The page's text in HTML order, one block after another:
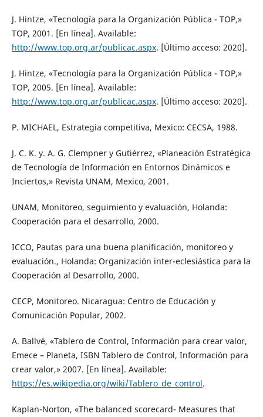
J. Hintze, «Tecnología para la Organización Pública - TOP,»
TOP, 2001. [En línea]. Available:
http://www.top.org.ar/publicac.aspx. [Último acceso: 2020].
J. Hintze, «Tecnología para la Organización Pública - TOP,»
TOP, 2005. [En línea]. Available:
http://www.top.org.ar/publicac.aspx. [Último acceso: 2020].
P. MICHAEL, Estrategia competitiva, Mexico: CECSA, 1988.
J. C. K. y. A. G. Clempner y Gutiérrez, «Planeación Estratégica
de Tecnología de Información en Entornos Dinámicos e
Inciertos,» Revista UNAM, Mexico, 2001.
UNAM, Monitoreo, seguimiento y evaluación, Holanda:
Cooperación para el desarrollo, 2000.
ICCO, Pautas para una buena planificación, monitoreo y
evaluación., Holanda: Organización inter-eclesiástica para la
Cooperación al Desarrollo, 2000.
CECP, Monitoreo. Nicaragua: Centro de Educación y
Comunicación Popular, 2002.
A. Ballvé, «Tablero de Control, Información para crear valor,
Emece – Planeta, ISBN Tablero de Control, Información para
crear valor,» 2007. [En línea]. Available:
https://es.wikipedia.org/wiki/Tablero_de_control.
Kaplan-Norton, «The balanced scorecard- Measures that